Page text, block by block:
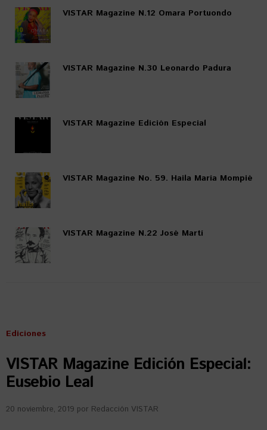
VISTAR Magazine N.12 Omara Portuondo
VISTAR Magazine N.30 Leonardo Padura
VISTAR Magazine Edición Especial
VISTAR Magazine No. 59. Haila María Mompié
VISTAR Magazine N.22 José Martí
Ediciones
VISTAR Magazine Edición Especial:
Eusebio Leal
20 noviembre, 2019 por Redacción VISTAR